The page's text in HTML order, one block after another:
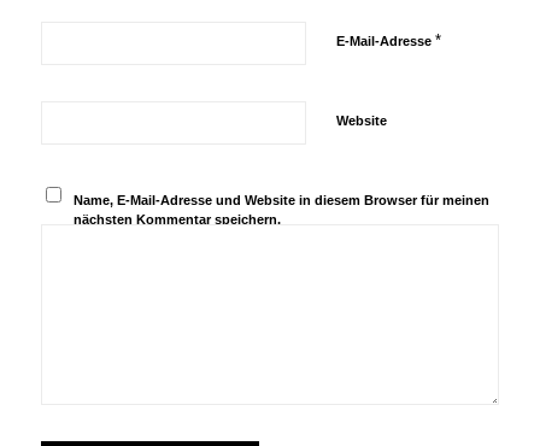
E-Mail-Adresse *
Website
Name, E-Mail-Adresse und Website in diesem Browser für meinen
nächsten Kommentar speichern.